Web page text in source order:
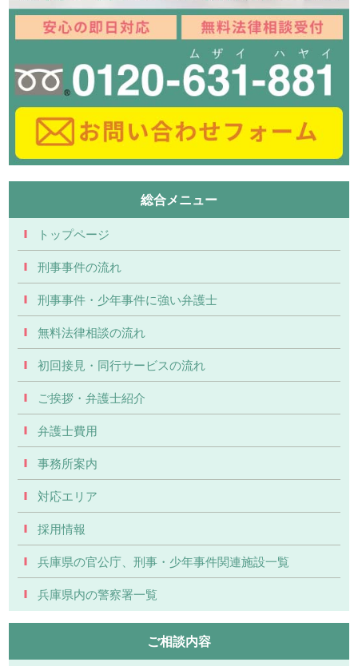
総合メニュー
トップページ
刑事事件の流れ
刑事事件・少年事件に強い弁護士
無料法律相談の流れ
初回接見・同行サービスの流れ
ご挨拶・弁護士紹介
弁護士費用
事務所案内
対応エリア
採用情報
兵庫県の官公庁、刑事・少年事件関連施設一覧
兵庫県内の警察署一覧
ご相談内容